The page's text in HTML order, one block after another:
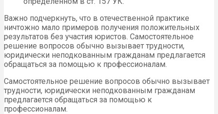
Важно подчеркнуть, что в отечественной практике
ничтожно мало примеров получения положительных
результатов без участия юристов. Самостоятельное
решение вопросов обычно вызывает трудности,
юридически неподкованным гражданам предлагается
обращаться за помощью к профессионалам.
Самостоятельное решение вопросов обычно вызывает
трудности, юридически неподкованным гражданам
предлагается обращаться за помощью к
профессионалам.